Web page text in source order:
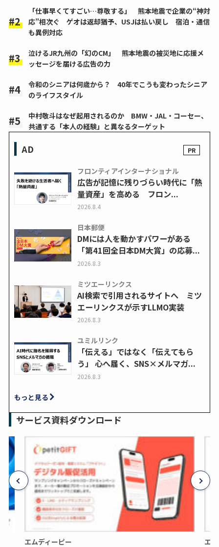
「仕事早くてすごい…尊敬する」 熊本地震で企業の“神対
応”相次ぐ ゲオは返却猶予、USJは払い戻し 宿泊・通信
も異例対応
泣けるJR九州の「幻のCM」 熊本地震の被災地に応援メ
ッセージを届ける広告の力
令和のシニアは何歳から？ 40年でこうも変わったシニア
のライフスタイル
中村敬斗はなぜ起用されるのか BMW・JAL・コーセー、
共通する「本人の経験」と異なるターゲット
AD
フロンティアインターナショナル
広告が記憶に残りづらい時代に「熱
量資産」を高める フロン...
2026.8.4
日本郵便
DMには人を動かすパワーがある
「第41回全日本DM大賞」の応募...
2026.8.3
ミツエーリンクス
AI検索で引用されるサイトへ ミツ
エーリンクスが示すLLMO実装
2026.8.3
ユミルリンク
「伝える」ではなく「伝えてもら
う」 心へ届く、SNS×メルマガ...
2026.8.3
もっと見る
サービス資料ダウンロード
エムディーピー エ